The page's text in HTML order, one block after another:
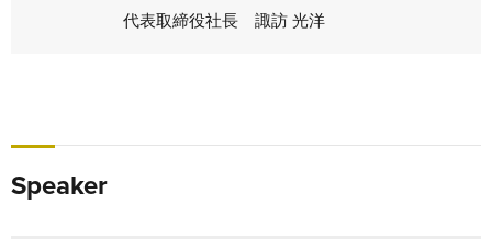
代表取締役社長 諏訪 光洋
Speaker